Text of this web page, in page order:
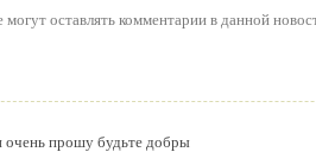
могут оставлять комментарии в данной
очень прошу будьте добры